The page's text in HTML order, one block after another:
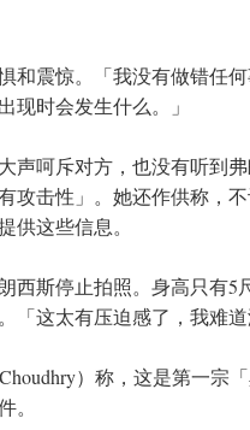
和震惊。「我没有做错任
现时会发生什么。」
声呵斥对方，也没有听到
攻击性」。她还作供称，
供这些信息。
西斯停止拍照。身高只有5
「这太有压迫感了，我难
）称，这是第一宗
。